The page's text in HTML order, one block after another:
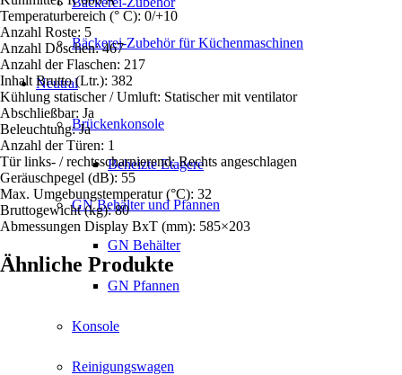
Bäckerei-Zubehör für Küchenmaschinen
Neutral
Brückenkonsole
Beheizte Etagere
GN Behälter und Pfannen
GN Behälter
GN Pfannen
Konsole
Reinigungswagen
Temperaturbereich (° C): 0/+10
Anzahl Roste: 5
Anzahl Döschen: 467
Anzahl der Flaschen: 217
Inhalt Brutto (Ltr.): 382
Kühlung statischer / Umluft: Statischer mit ventilator
Abschließbar: Ja
Beleuchtung: Ja
Anzahl der Türen: 1
Tür links- / rechtsscharnierend: Rechts angeschlagen
Geräuschpegel (dB): 55
Max. Umgebungstemperatur (°C): 32
Bruttogewicht (kg): 80
Abmessungen Display BxT (mm): 585×203
Ähnliche Produkte